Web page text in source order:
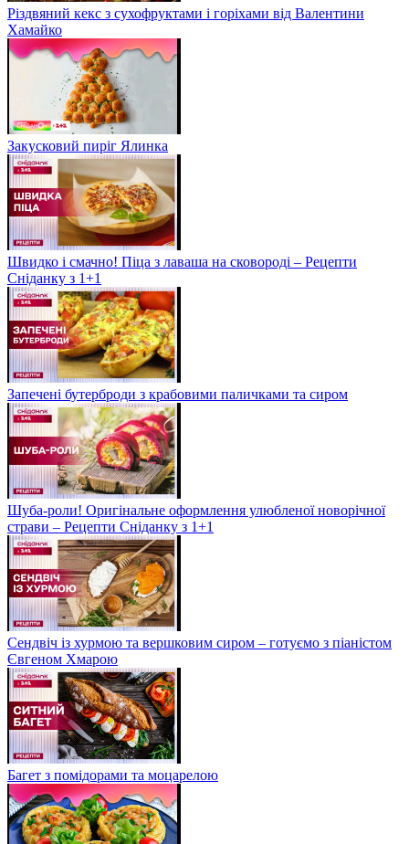
Різдвяний кекс з сухофруктами і горіхами від Валентини
Хамайко
Закусковий пиріг Ялинка
Швидко і смачно! Піца з лаваша на сковороді – Рецепти
Сніданку з 1+1
Запечені бутерброди з крабовими паличками та сиром
Шуба-роли! Оригінальне оформлення улюбленої новорічної
страви – Рецепти Сніданку з 1+1
Сендвіч із хурмою та вершковим сиром – готуємо з піаністом
Євгеном Хмарою
Багет з помідорами та моцарелою